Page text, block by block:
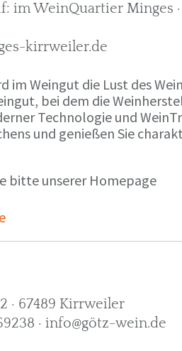
im WeinQuartier Minges ·
kirrweiler.de
im Weingut die Lust des
bei dem die
Technologie und
und genießen Sie
bitte unserer Homepage
· 67489 Kirrweiler
· info@götz-wein.de